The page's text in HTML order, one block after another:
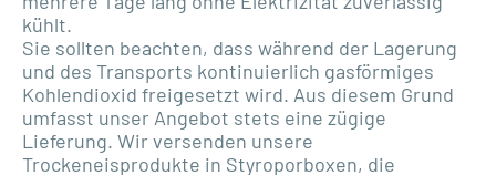
kühlt.
Sie sollten beachten, dass während der Lagerung
und des Transports kontinuierlich gasförmiges
Kohlendioxid freigesetzt wird. Aus diesem Grund
umfasst unser Angebot stets eine zügige
Lieferung. Wir versenden unsere
Trockeneisprodukte in Styroporboxen, die